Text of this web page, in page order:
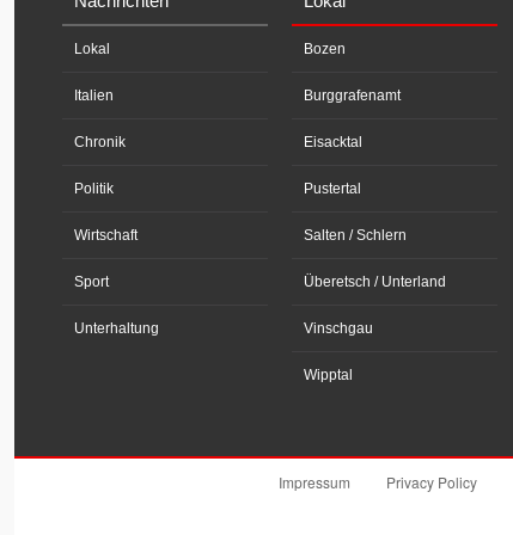
Lokal
Italien
Chronik
Politik
Wirtschaft
Sport
Unterhaltung
Bozen
Burggrafenamt
Eisacktal
Pustertal
Salten / Schlern
Überetsch / Unterland
Vinschgau
Wipptal
Impressum Privacy Policy